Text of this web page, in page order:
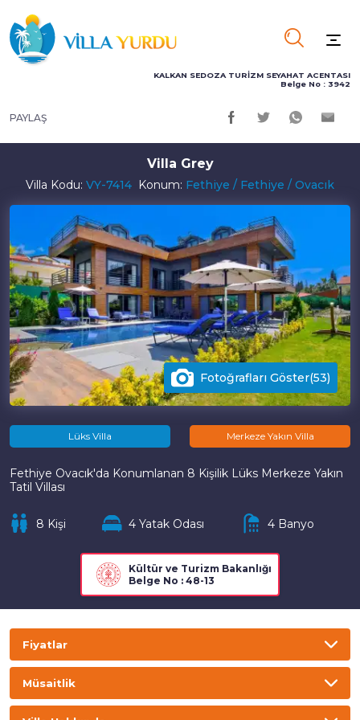
KALKAN SEDOZA TURİZM SEYAHAT ACENTASI
Belge No : 3942
PAYLAŞ
Lüks Villa Merkeze Yakın Villa
Fethiye Ovacık'da Konumlanan 8 Kişilik Lüks Merkeze Yakın
Tatil Villası
8 Kişi 4 Yatak Odası 4 Banyo
Kültür ve Turizm Bakanlığı
Belge No : 48-13
Villa Grey
Villa Kodu: VY-7414 Konum: Fethiye / Fethiye / Ovacık
Fotoğrafları Göster(53)
Fiyatlar
Gecelik Haftalık
Müsaitlik